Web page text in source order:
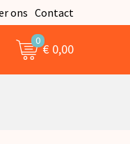
ons Contact
0
€ 0,00